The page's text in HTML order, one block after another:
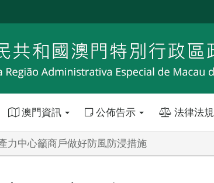
澳門資訊 公佈告示 法律法規
力中心籲商戶做好防風防浸措施